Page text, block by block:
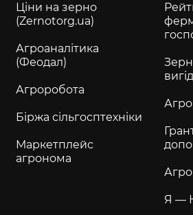
Ціни на зерно
(Zernotorg.ua)
Агроаналітика
(Феодал)
Агроробота
Біржа сільгосптехніки
Маркетплейс
агронома
Я —